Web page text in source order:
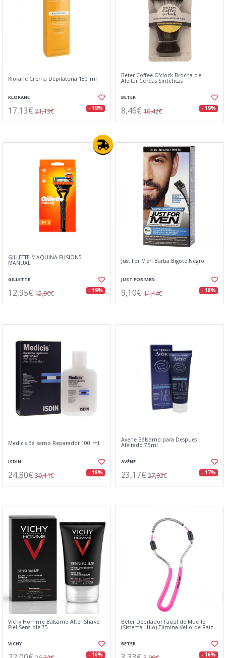
Klorane Crema Depilatoria 150 ml
KLORANE
17,13€ 21,13€ - 19%
Beter Coffee O'clock Brocha de
Afeitar Cerdas Sintéticas
BETER
8,46€ 10,42€ - 19%
GILLETTE MAQUINA FUSION5
MANUAL
GILLETTE
12,95€ 15,90€ - 19%
Just For Men Barba Bigote Negro
JUST FOR MEN
9,10€ 11,14€ - 18%
Medicis Bálsamo Reparador 100 ml
ISDIN
24,80€ 30,11€ - 18%
Avene Bálsamo para Despues
Afeitado 75ml
AVÈNE
23,17€ 27,92€ - 17%
Vichy Homme Bálsamo After Shave
Piel Sensible 75
VICHY
- 16%
Beter Depilador Facial de Muelle
(Sistema Hilo) Elimina Vello de Raíz
BETER
- 16%